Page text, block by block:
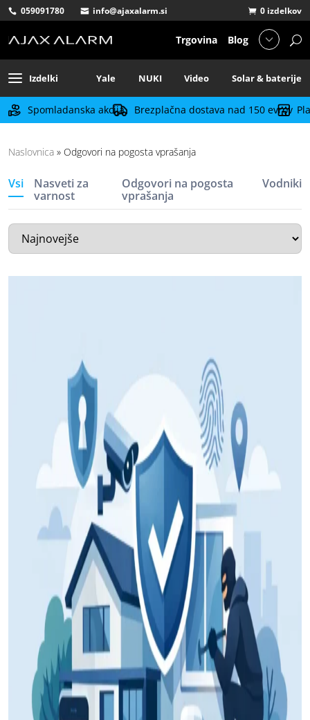
059091780 info@ajaxalarm.si 0 izdelkov
Trgovina Blog
Izdelki Yale NUKI Video Solar & baterije
Spomladanska akcija Brezplačna dostava nad 150 evrov
Naslovnica » Odgovori na pogosta vprašanja
Vsi
Nasveti za
varnost
Odgovori na pogosta
vprašanja
Vodniki